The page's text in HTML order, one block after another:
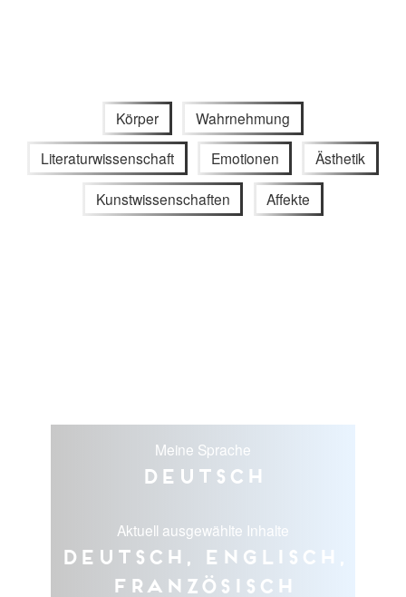
Körper Wahrnehmung
Literaturwissenschaft Emotionen Ästhetik
Kunstwissenschaften Affekte
Meine Sprache
Deutsch
Aktuell ausgewählte Inhalte
Deutsch, Englisch,
Französisch